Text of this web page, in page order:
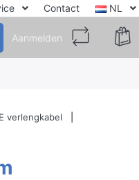
Contact NL
Aanmelden
verlengkabel